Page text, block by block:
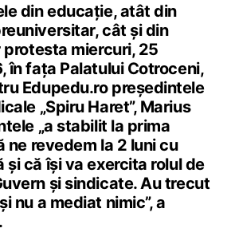
din educație, atât din
cât și din
miercuri, 25
în fața Palatului Cotroceni,
Edupedu.ro președintele
„Spiru Haret”, Marius
„a stabilit la prima
ne revedem la 2 luni cu
și că își va exercita rolul de
și sindicate. Au trecut
nu a mediat nimic”, a